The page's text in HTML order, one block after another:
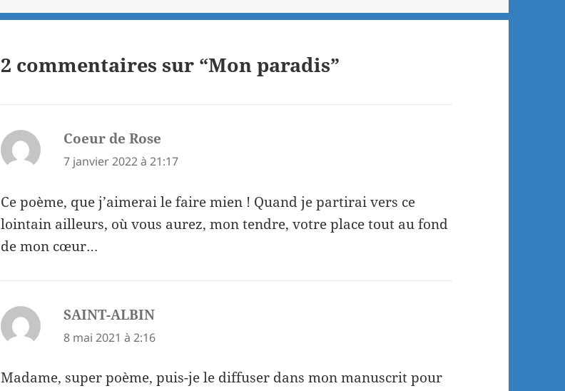
2 commentaires sur “Mon paradis”
Coeur de Rose
7 janvier 2022 à 21:17
Ce poème, que j’aimerai le faire mien ! Quand je partirai vers ce
lointain ailleurs, où vous aurez, mon tendre, votre place tout au fond
de mon cœur…
SAINT-ALBIN
8 mai 2021 à 2:16
Madame, super poème, puis-je le diffuser dans mon manuscrit pour